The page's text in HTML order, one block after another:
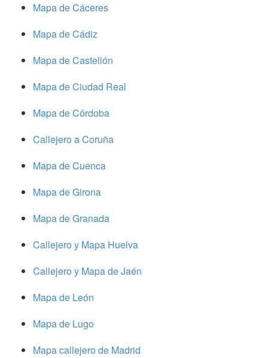
Mapa de Cáceres
Mapa de Cádiz
Mapa de Castellón
Mapa de Ciudad Real
Mapa de Córdoba
Callejero a Coruña
Mapa de Cuenca
Mapa de Girona
Mapa de Granada
Callejero y Mapa Huelva
Callejero y Mapa de Jaén
Mapa de León
Mapa de Lugo
Mapa callejero de Madrid